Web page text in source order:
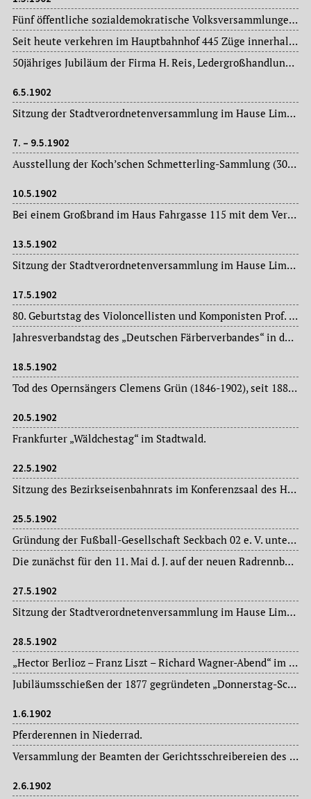
Fünf öffentliche sozialdemokratische Volksversammlungen zum Ersten Mai: u.a. im Gewerkschaftshaus, in der Concordia, im „Felsenkeller“ in Sachsenhausen, im „Adler“ zu Bockenheim und im „Taunus“ zu Oberrad.
Seit heute verkehren im Hauptbahnhof 445 Züge innerhalb von zweiundzwanzig Stunden. Zwei nächtliche Stunden sind „zugfrei“.
50jähriges Jubiläum der Firma H. Reis, Ledergroßhandlung, Töngesgasse.
6.5.1902
Sitzung der Stadtverordnetenversammlung im Hause Limpurg: Magistratsvorlagen, Ausschussberichte.
7. – 9.5.1902
Ausstellung der Koch’schen Schmetterling-Sammlung (30.000 Exemplare) im Zoologischen Garten.
10.5.1902
Bei einem Großbrand im Haus Fahrgasse 115 mit dem Verkaufslokal der Firma J. J. Haas für Material- und Farbwaren, Drogen und Chemikalien, wird das Ladenlokal völlig zerstört. Auch ein Teil des darüber untergebrachten Möbellagers der Firma G. Marx brennt nieder. Menschen kommen nicht zu Schaden. Der Sachschaden wird auf 80.000.- Mark geschätzt.
13.5.1902
Sitzung der Stadtverordnetenversammlung im Hause Limpurg: Magistratsvorlagen, Ausschussberichte.
17.5.1902
80. Geburtstag des Violoncellisten und Komponisten Prof. Bernhard Cossmann (1822-1910), seit 1878 Professor an Dr. Hoch’s Konservatorium (Violoncello).
Jahresverbandstag des „Deutschen Färberverbandes“ in der „Alemannia“ und im „Saalbau“.
18.5.1902
Tod des Opernsängers Clemens Grün (1846-1902), seit 1880 Mitglied des Ensembles des Frankfurter Stadttheaters.
20.5.1902
Frankfurter „Wäldchestag“ im Stadtwald.
22.5.1902
Sitzung des Bezirkseisenbahnrats im Konferenzsaal des Hauptbahnhofs.
25.5.1902
Gründung der Fußball-Gesellschaft Seckbach 02 e. V. unter dem anfänglichen Namen „Fußballclub Kornblume“. In der Generalversammlung vom 29. August 1903 wird der Beschluss gefasst, den Verein künftig „Fußball-Vereinigung Seckbach“ zu benennen.
Die zunächst für den 11. Mai d. J. auf der neuen Radrennbahn an der Mainzer Landstraße vorgesehenen Internationalen Radrennen finden infolge der schlechten Witterung erst heute statt.
27.5.1902
Sitzung der Stadtverordnetenversammlung im Hause Limpurg: Magistratsvorlagen, Ausschussberichte.
28.5.1902
„Hector Berlioz – Franz Liszt – Richard Wagner-Abend“ im Zoologischen Garten.
Jubiläumsschießen der 1877 gegründeten „Donnerstag-Schützengesellschaft“ am Oberforsthaus.
1.6.1902
Pferderennen in Niederrad.
Versammlung der Beamten der Gerichtsschreibereien des Großherzogtums Hessen im „Storch“.
2.6.1902